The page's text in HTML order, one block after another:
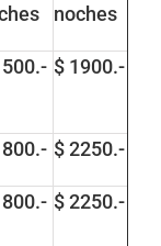
noches
$ 1900.-
$ 2250.-
$ 2250.-